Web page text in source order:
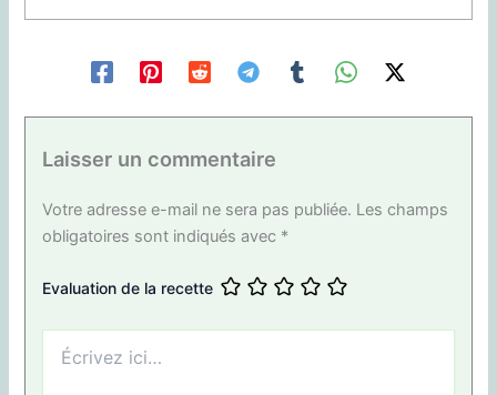
Laisser un commentaire
Votre adresse e-mail ne sera pas publiée. Les champs
obligatoires sont indiqués avec *
Evaluation de la recette
ici…